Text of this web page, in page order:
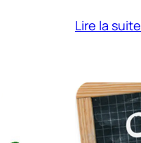
Lire la suite